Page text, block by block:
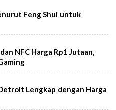
Feng Shui untuk
NFC Harga Rp1 Jutaan,
Lengkap dengan Harga